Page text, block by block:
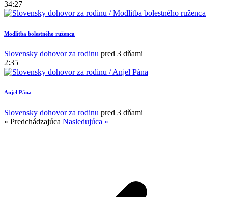
34:27
Modlitba bolestného ruženca
Slovensky dohovor za rodinu pred 3 dňami
2:35
Anjel Pána
Slovensky dohovor za rodinu pred 3 dňami
« Predchádzajúca Nasledujúca »